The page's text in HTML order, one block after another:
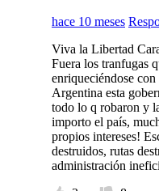
hace 10 meses
Viva la Libertad
Fuera los tranfugas
enriqueciéndose
Argentina esta
todo lo q robaron y
importo el país,
propios intereses!
destruidos, rutas
administración